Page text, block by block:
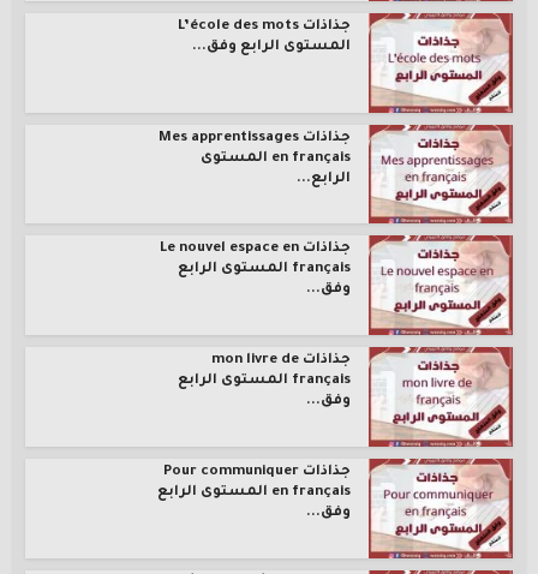
جذاذات L’école des mots
المستوى الرابع وفق...
جذاذات Mes apprentissages
en français المستوى
الرابع...
جذاذات Le nouvel espace en
français المستوى الرابع
وفق...
جذاذات mon livre de
français المستوى الرابع
وفق...
جذاذات Pour communiquer
en français المستوى الرابع
وفق...